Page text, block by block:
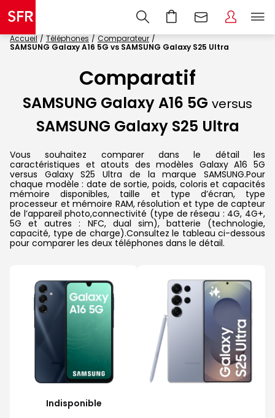
Accueil Téléphones
Comparateur
SAMSUNG Galaxy A16 5G vs SAMSUNG Galaxy S25 Ultra
Comparatif
SAMSUNG Galaxy A16 5G versus
SAMSUNG Galaxy S25 Ultra
Vous souhaitez comparer dans le détail les
caractéristiques et atouts des modèles Galaxy A16 5G
versus Galaxy S25 Ultra de la marque SAMSUNG.Pour
chaque modèle : date de sortie, poids, coloris et capacités
mémoire disponibles, taille et type d’écran, type
processeur et mémoire RAM, résolution et type de capteur
de l’appareil photo,connectivité (type de réseau : 4G, 4G+,
5G et autres : NFC, dual sim), batterie (technologie,
capacité, type de charge).Consultez le tableau ci-dessous
pour comparer les deux téléphones dans le détail.
Indisponible